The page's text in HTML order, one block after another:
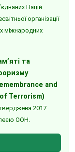
Націй
організації
міжнародних
та
and
Terrorism)
2017
ООН.